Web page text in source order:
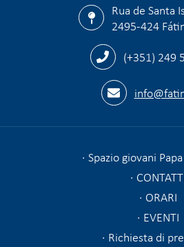
Rua de Santa
2495-424
(+351) 249
Spazio giovani
ORARI
EVENTI
Richiesta di